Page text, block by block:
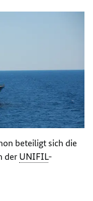
beteiligt sich die
der UNIFIL-